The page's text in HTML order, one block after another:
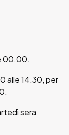
00.00.
alle 14.30, per
sera